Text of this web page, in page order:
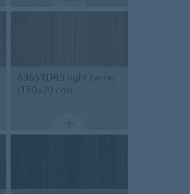
63651DR5 light twine
(150x20 cm)